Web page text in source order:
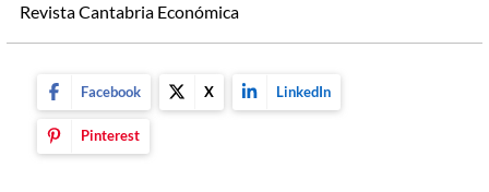
Revista Cantabria Económica
Facebook X LinkedIn
Pinterest